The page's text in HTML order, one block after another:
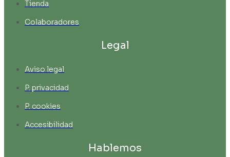
Tienda
Colaboradores
Legal
Aviso legal
P. privacidad
P. cookies
Accesibilidad
Hablemos